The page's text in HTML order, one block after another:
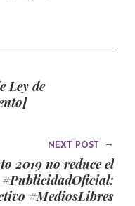
Ley de
NEXT POST →
2019 no reduce el
#MediosLibres